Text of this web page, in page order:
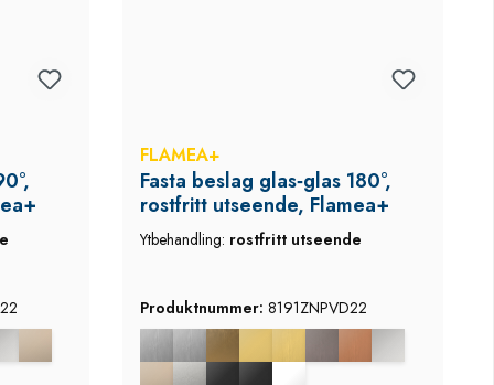
FLAMEA+
Fasta beslag glas‑glas 180°,
rostfritt utseende, Flamea+
Ytbehandling: rostfritt utseende
Produktnummer:8191ZNPVD22